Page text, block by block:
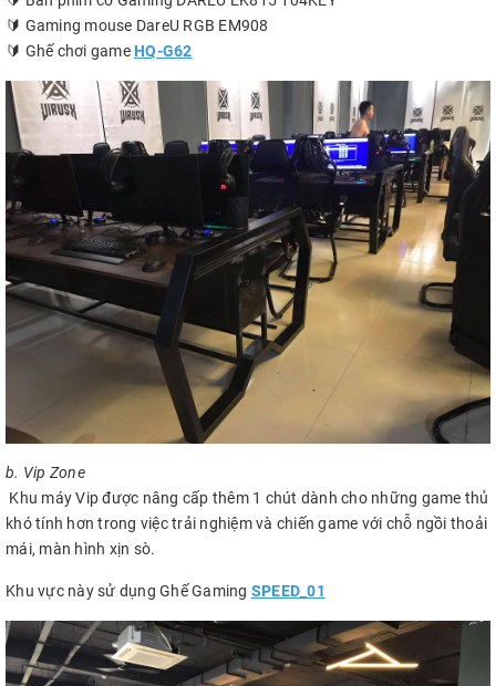
🔰 Gaming mouse DareU RGB EM908
🔰 Ghế chơi game HQ-G62
b. Vip Zone
Khu máy Vip được nâng cấp thêm 1 chút dành cho những game thủ
khó tính hơn trong việc trải nghiệm và chiến game với chỗ ngồi thoải
mái, màn hình xịn sò.
Khu vực này sử dụng Ghế Gaming SPEED_01